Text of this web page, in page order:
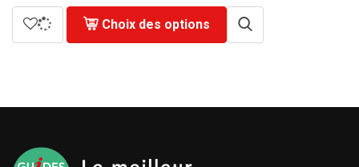
Choix des options